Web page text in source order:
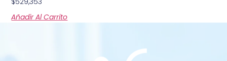
Añadir Al Carrito